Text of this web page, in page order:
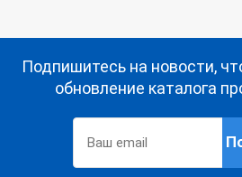
Подпишитесь на новости,
обновление каталога